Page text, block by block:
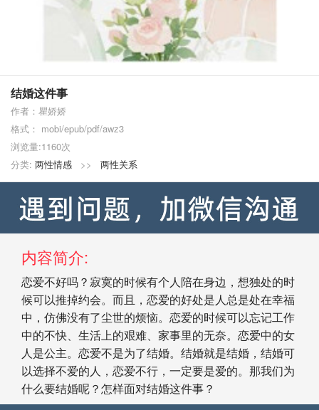
结婚这件事
作者：瞿娇娇
格式： mobi/epub/pdf/awz3
浏览量:1160次
分类: 两性情感 >> 两性关系
内容简介:
恋爱不好吗？寂寞的时候有个人陪在身边，想独处的时
候可以推掉约会。而且，恋爱的好处是人总是处在幸福
中，仿佛没有了尘世的烦恼。恋爱的时候可以忘记工作
中的不快、生活上的艰难、家事里的无奈。恋爱中的女
人是公主。恋爱不是为了结婚。结婚就是结婚，结婚可
以选择不爱的人，恋爱不行，一定要是爱的。那我们为
什么要结婚呢？怎样面对结婚这件事？